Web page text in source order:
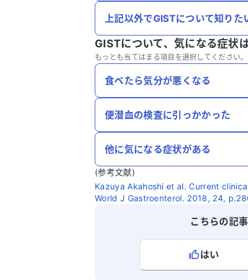
上記以外でGISTについて知りた
GISTについて、 気になる症状
もっとも当てはまる項目を選択してください。
食べたら気分が悪くなる
便潜血の検査に引っかかった
他に気になる症状がある
(参考文献)
Kazuya Akahoshi et al. Current
World J Gastroenterol. 2018, 24,
こちらの記
はい